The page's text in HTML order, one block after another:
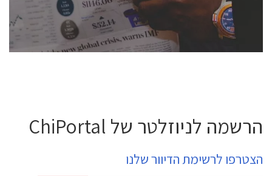
לחץ לפרטים
הרשמה לניוזלטר של ChiPortal
הצטרפו לרשימת הדיוור שלנו